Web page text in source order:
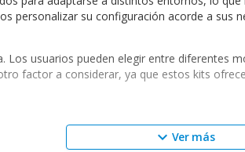
personalizar su configuración acorde a sus
Los usuarios pueden elegir entre diferentes
factor a considerar, ya que estos kits
integrarse con otros productos de la
keyboard_arrow_down Ver más